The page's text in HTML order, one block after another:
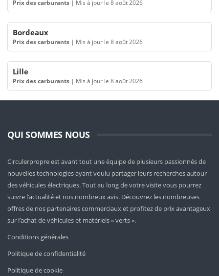
Prix des carburants | Mis à jour le 8 août 2026
Bordeaux
Prix des carburants | Mis à jour le 8 août 2026
Lille
Prix des carburants | Mis à jour le 8 août 2026
QUI SOMMES NOUS
Circulerpropre est avant tout une équipe de plusieurs passionnés de
nouvelles technologies ayant voulu partager leurs recherches autour
des véhicules électriques. Tout au long de votre visite vous pourrez
suivre l’actualité et nos nombreux avis. Découvrez les nombreuses
offres de nos partenaires commerciaux et profitez de prix avantageux
sur l’achat de véhicules et matériels « verts ».
Conditions générales
Politique de confidentialité
Politique de cookie